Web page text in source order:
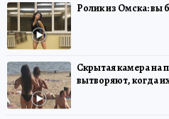
Ролик из Омска: вы
Скрытая камера
вытворяют, когда